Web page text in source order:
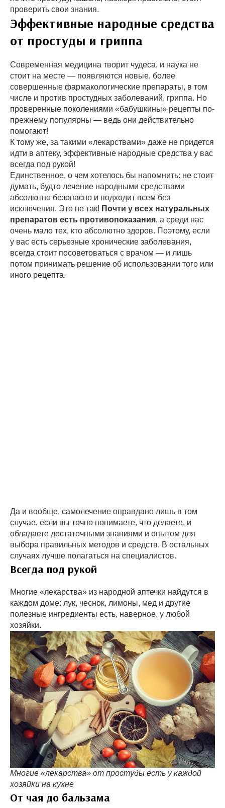
проверить свои знания.
Эффективные народные средства
от простуды и гриппа
Современная медицина творит чудеса, и наука не
стоит на месте — появляются новые, более
совершенные фармакологические препараты, в том
числе и против простудных заболеваний, гриппа. Но
проверенные поколениями «бабушкины» рецепты по-
прежнему популярны — ведь они действительно
помогают!
К тому же, за такими «лекарствами» даже не придется
идти в аптеку, эффективные народные средства у вас
всегда под рукой!
Единственное, о чем хотелось бы напомнить: не стоит
думать, будто лечение народными средствами
абсолютно безопасно и подходит всем без
исключения. Это не так! Почти у всех натуральных
препаратов есть противопоказания, а среди нас
очень мало тех, кто абсолютно здоров. Поэтому, если
у вас есть серьезные хронические заболевания,
всегда стоит посоветоваться с врачом — и лишь
потом принимать решение об использовании того или
иного рецепта.
Да и вообще, самолечение оправдано лишь в том
случае, если вы точно понимаете, что делаете, и
обладаете достаточными знаниями и опытом для
выбора правильных методов и средств. В остальных
случаях лучше полагаться на специалистов.
Всегда под рукой
Многие «лекарства» из народной аптечки найдутся в
каждом доме: лук, чеснок, лимоны, мед и другие
полезные ингредиенты есть, наверное, у любой
хозяйки.
Многие «лекарства» от простуды есть у каждой
хозяйки на кухне
От чая до бальзама